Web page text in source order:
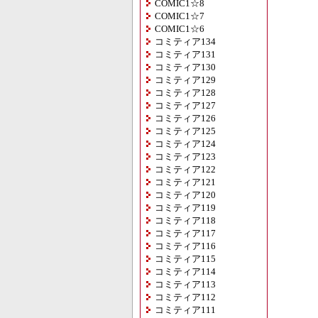
COMIC1☆8
COMIC1☆7
COMIC1☆6
コミティア134
コミティア131
コミティア130
コミティア129
コミティア128
コミティア127
コミティア126
コミティア125
コミティア124
コミティア123
コミティア122
コミティア121
コミティア120
コミティア119
コミティア118
コミティア117
コミティア116
コミティア115
コミティア114
コミティア113
コミティア112
コミティア111